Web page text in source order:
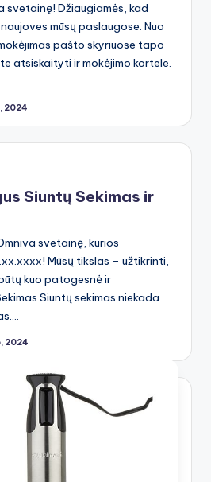
svetainę! Džiaugiamės, kad
mūsų paslaugose. Nuo
pašto skyriuose tapo
atsiskaityti ir mokėjimo kortele.
2024
Siuntų Sekimas ir
svetainę, kurios
Mūsų tikslas – užtikrinti,
kuo patogesnė ir
Siuntų sekimas niekada
2024